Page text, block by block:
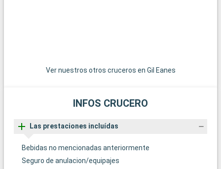
Ver nuestros otros cruceros en Gil Eanes
INFOS CRUCERO
Las prestaciones incluídas
Bebidas no mencionadas anteriormente
Seguro de anulacion/equipajes